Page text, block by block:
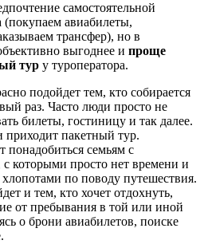
самостоятельной
(покупаем авиабилеты,
трансфер), но в
выгоднее и проще
тур у туроператора.
подойдет тем, кто собирается
раз. Часто люди просто не
билеты, гостиницу и так далее.
пакетный тур.
понадобиться семьям с
которыми просто нет времени и
по поводу путешествия.
и тем, кто хочет отдохнуть,
от пребывания в той или иной
о брони авиабилетов, поиске